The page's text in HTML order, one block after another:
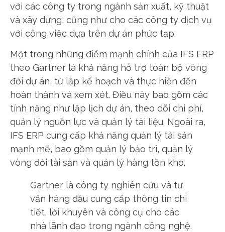
với các công ty trong ngành sản xuất, kỹ thuật
và xây dựng, cũng như cho các công ty dịch vụ
với công việc dựa trên dự án phức tạp.
Một trong những điểm mạnh chính của IFS ERP
theo Gartner là khả năng hỗ trợ toàn bộ vòng
đời dự án, từ lập kế hoạch và thực hiện đến
hoàn thành và xem xét. Điều này bao gồm các
tính năng như lập lịch dự án, theo dõi chi phí,
quản lý nguồn lực và quản lý tài liệu. Ngoài ra,
IFS ERP cung cấp khả năng quản lý tài sản
mạnh mẽ, bao gồm quản lý bảo trì, quản lý
vòng đời tài sản và quản lý hàng tồn kho.
Gartner là công ty nghiên cứu và tư
vấn hàng đầu cung cấp thông tin chi
tiết, lời khuyên và công cụ cho các
nhà lãnh đạo trong ngành công nghệ.